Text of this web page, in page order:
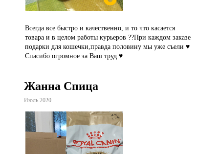
Всегда все быстро и качественно, и то что касается
товара и в целом работы курьеров ??При каждом заказе
подарки для кошечки,правда половину мы уже съели ♥️
Спасибо огромное за Ваш труд ♥️
Жанна Спица
Июль 2020